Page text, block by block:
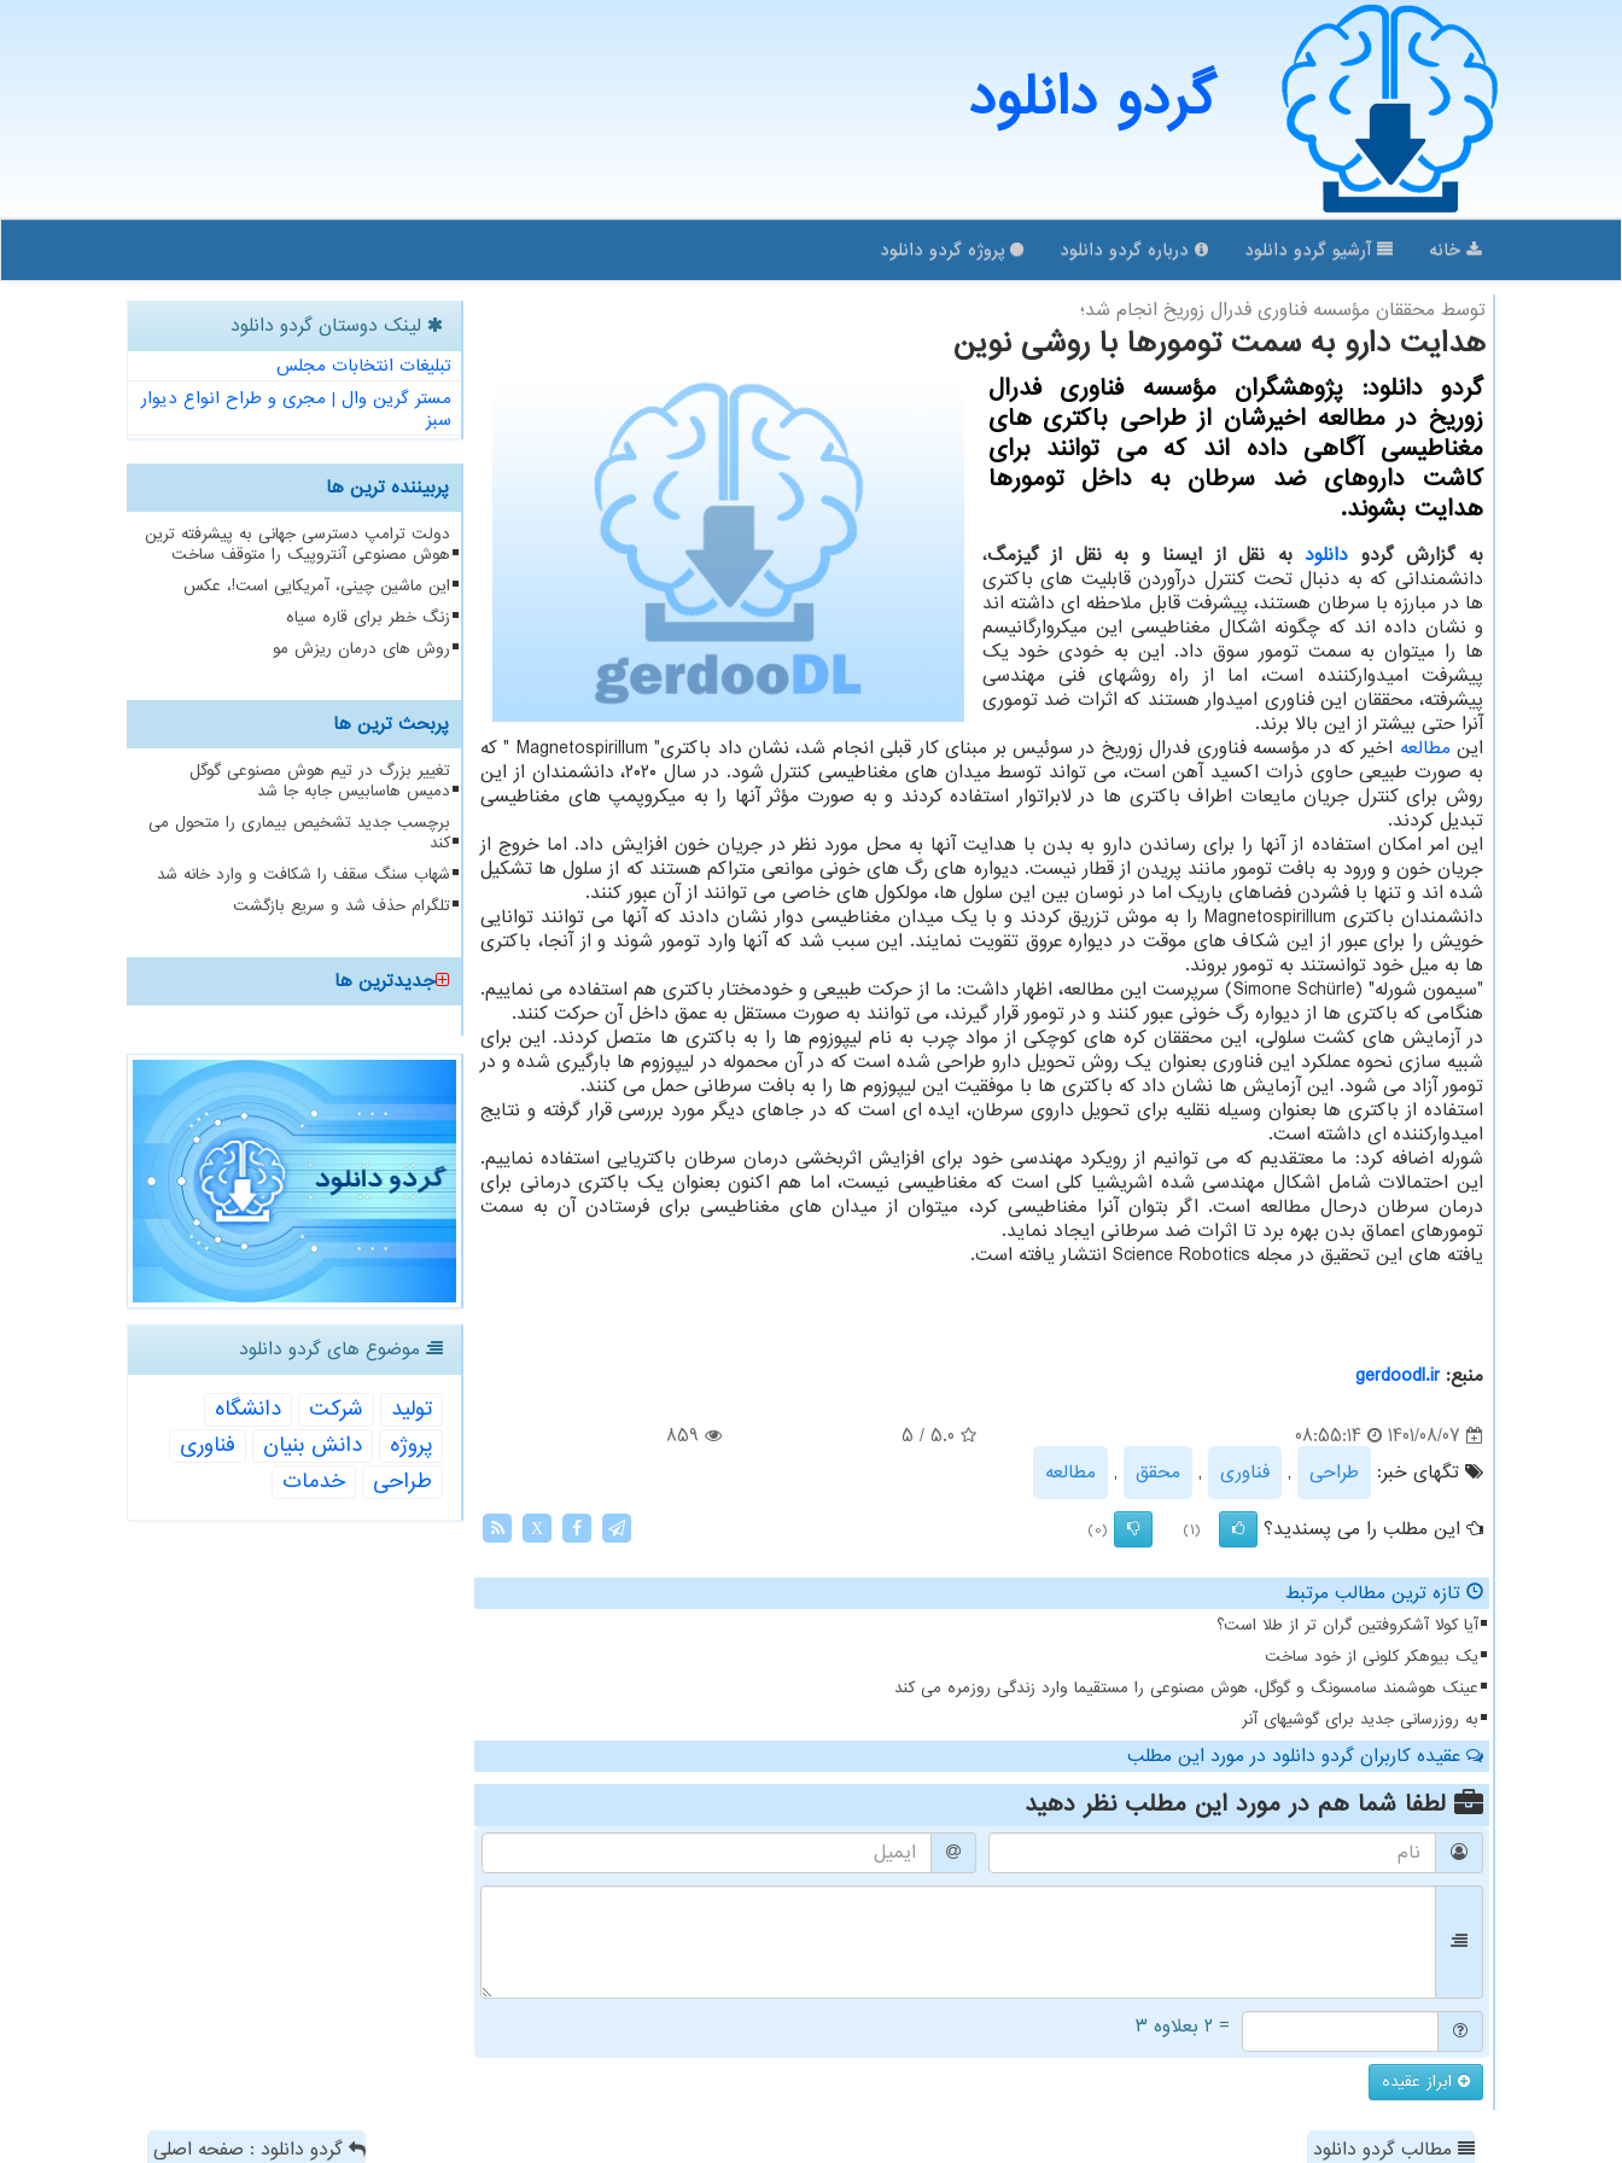
گردو دانلود
خانه آرشیو گردو دانلود درباره گردو دانلود پروژه گردو دانلود
توسط محققان مؤسسه فناوری فدرال زوریخ انجام شد؛
هدایت دارو به سمت تومورها با روشی نوین
گردو دانلود: پژوهشگران مؤسسه فناوری فدرال
زوریخ در مطالعه اخیرشان از طراحی باکتری های
مغناطیسی آگاهی داده اند که می توانند برای
کاشت داروهای ضد سرطان به داخل تومورها
هدایت بشوند.
به گزارش گردو دانلودبه نقل از ایسنا و به نقل از گیزمگ،
دانشمندانی که به دنبال تحت کنترل درآوردن قابلیت های باکتری
ها در مبارزه با سرطان هستند، پیشرفت قابل ملاحظه ای داشته اند
و نشان داده اند که چگونه اشکال مغناطیسی این میکروارگانیسم
ها را میتوان به سمت تومور سوق داد. این به خودی خود یک
پیشرفت امیدوارکننده است، اما از راه روشهای فنی مهندسی
پیشرفته، محققان این فناوری امیدوار هستند که اثرات ضد توموری
آنرا حتی بیشتر از این بالا برند.
این مطالعه
اخیر که در مؤسسه فناوری فدرال زوریخ در سوئیس بر مبنای کار قبلی انجام شد، نشان داد باکتری" Magnetospirillum " که
به صورت طبیعی حاوی ذرات اکسید آهن است، می تواند توسط میدان های مغناطیسی کنترل شود. در سال ۲۰۲۰، دانشمندان از این
روش برای کنترل جریان مایعات اطراف باکتری ها در لابراتوار استفاده کردند و به صورت مؤثر آنها را به میکروپمپ های مغناطیسی
تبدیل کردند.
این امر امکان استفاده از آنها را برای رساندن دارو به بدن با هدایت آنها به محل مورد نظر در جریان خون افزایش داد. اما خروج از
جریان خون و ورود به بافت تومور مانند پریدن از قطار نیست. دیواره های رگ های خونی موانعی متراکم هستند که از سلول ها تشکیل
شده اند و تنها با فشردن فضاهای باریک اما در نوسان بین این سلول ها، مولکول های خاصی می توانند از آن عبور کنند.
دانشمندان باکتری Magnetospirillum را به موش تزریق کردند و با یک میدان مغناطیسی دوار نشان دادند که آنها می توانند توانایی
خویش را برای عبور از این شکاف های موقت در دیواره عروق تقویت نمایند. این سبب شد که آنها وارد تومور شوند و از آنجا، باکتری
ها به میل خود توانستند به تومور بروند.
"سیمون شورله" (Simone Schürle) سرپرست این مطالعه، اظهار داشت: ما از حرکت طبیعی و خودمختار باکتری هم استفاده می نماییم.
هنگامی که باکتری ها از دیواره رگ خونی عبور کنند و در تومور قرار گیرند، می توانند به صورت مستقل به عمق داخل آن حرکت کنند.
در آزمایش های کشت سلولی، این محققان کره های کوچکی از مواد چرب به نام لیپوزوم ها را به باکتری ها متصل کردند. این برای
شبیه سازی نحوه عملکرد این فناوری بعنوان یک روش تحویل دارو طراحی شده است که در آن محموله در لیپوزوم ها بارگیری شده و در
تومور آزاد می شود. این آزمایش ها نشان داد که باکتری ها با موفقیت این لیپوزوم ها را به بافت سرطانی حمل می کنند.
استفاده از باکتری ها بعنوان وسیله نقلیه برای تحویل داروی سرطان، ایده ای است که در جاهای دیگر مورد بررسی قرار گرفته و نتایج
امیدوارکننده ای داشته است.
شورله اضافه کرد: ما معتقدیم که می توانیم از رویکرد مهندسی خود برای افزایش اثربخشی درمان سرطان باکتریایی استفاده نماییم.
این احتمالات شامل اشکال مهندسی شده اشریشیا کلی است که مغناطیسی نیست، اما هم اکنون بعنوان یک باکتری درمانی برای
درمان سرطان درحال مطالعه است. اگر بتوان آنرا مغناطیسی کرد، میتوان از میدان های مغناطیسی برای فرستادن آن به سمت
تومورهای اعماق بدن بهره برد تا اثرات ضد سرطانی ایجاد نماید.
یافته های این تحقیق در مجله Science Robotics انتشار یافته است.
منبع:gerdoodl.ir
1401/08/07
08:55:14
5.0
/
5
859
تگهای خبر:
طراحی , فناوری , محقق ,
مطالعه
این مطلب را می پسندید؟
(1)
(0)
X
تازه ترین مطالب مرتبط
آیا کولا آشکروفتین گران تر از طلا است؟
یک بیوهکر کلونی از خود ساخت
عینک هوشمند سامسونگ و گوگل، هوش مصنوعی را مستقیما وارد زندگی روزمره می کند
به روزرسانی جدید برای گوشیهای آنر
عقیده کاربران گردو دانلود در مورد این مطلب
لطفا شما هم در مورد این مطلب نظر دهید
= ۲ بعلاوه ۳
ابراز عقیده
لینک دوستان گردو دانلود
تبلیغات انتخابات مجلس
مستر گرین وال | مجری و طراح انواع دیوار
سبز
پربیننده ترین ها
دولت ترامپ دسترسی جهانی به پیشرفته ترین
هوش مصنوعی آنتروپیک را متوقف ساخت
این ماشین چینی، آمریکایی است!، عکس
زنگ خطر برای قاره سیاه
روش های درمان ریزش مو
پربحث ترین ها
تغییر بزرگ در تیم هوش مصنوعی گوگل
دمیس هاسابیس جابه جا شد
برچسب جدید تشخیص بیماری را متحول می
کند
شهاب سنگ سقف را شکافت و وارد خانه شد
تلگرام حذف شد و سریع بازگشت
جدیدترین ها
موضوع های گردو دانلود
تولید شركت
دانشگاه
پروژه
دانش بنیان
فناوری
طراحی
خدمات
مطالب گردو دانلود گردو دانلود : صفحه اصلی